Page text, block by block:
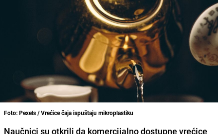
Foto: Pexels / Vrećice čaja ispuštaju mikroplastiku
Naučnici su otkrili da komercijalno dostupne vrećice